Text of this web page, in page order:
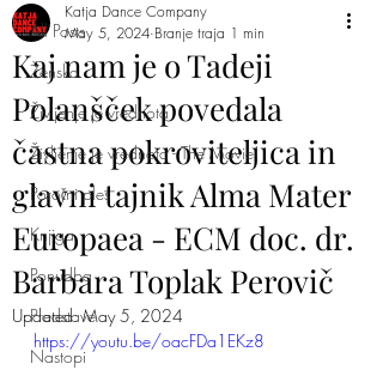
All Posts
Ženska
Življenje je vrednota
Življenje je vrednota - The Movie!
Poročni ples
Knjiga
Ponudba
Predstave
Nastopi
Kaj nam je o Tadeji
Polanšček povedala
častna pokroviteljica in
glavni tajnik Alma Mater
Europaea - ECM doc. dr.
Barbara Toplak Perovič
Katja Dance Company
May 5, 2024 Branje traja 1 min
Updated:May 5, 2024
https://youtu.be/oacFDa1EKz8